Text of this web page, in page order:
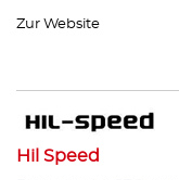
Zur Website
Hil Speed